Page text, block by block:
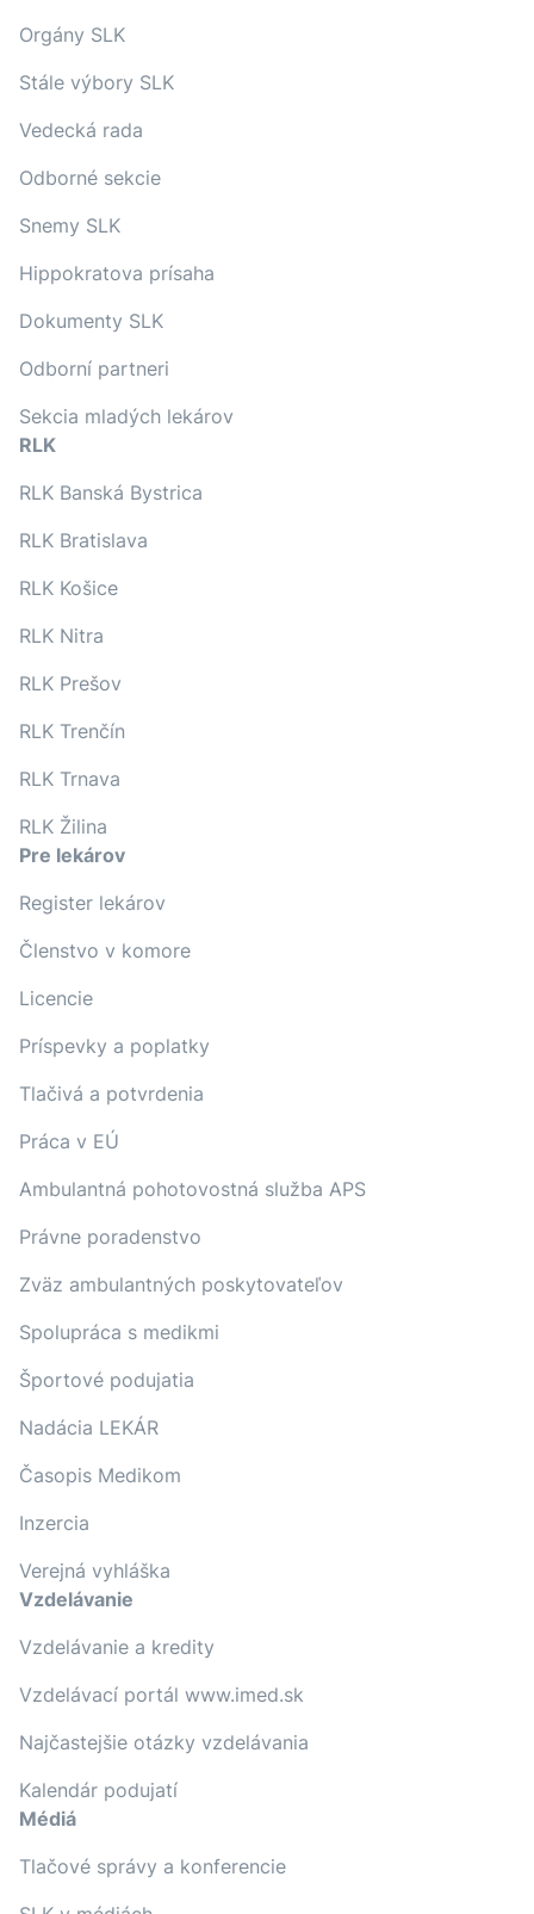
Orgány SLK
Stále výbory SLK
Vedecká rada
Odborné sekcie
Snemy SLK
Hippokratova prísaha
Dokumenty SLK
Odborní partneri
Sekcia mladých lekárov
RLK
RLK Banská Bystrica
RLK Bratislava
RLK Košice
RLK Nitra
RLK Prešov
RLK Trenčín
RLK Trnava
RLK Žilina
Pre lekárov
Register lekárov
Členstvo v komore
Licencie
Príspevky a poplatky
Tlačivá a potvrdenia
Práca v EÚ
Ambulantná pohotovostná služba APS
Právne poradenstvo
Zväz ambulantných poskytovateľov
Spolupráca s medikmi
Športové podujatia
Nadácia LEKÁR
Časopis Medikom
Inzercia
Verejná vyhláška
Vzdelávanie
Vzdelávanie a kredity
Vzdelávací portál www.imed.sk
Najčastejšie otázky vzdelávania
Kalendár podujatí
Médiá
Tlačové správy a konferencie